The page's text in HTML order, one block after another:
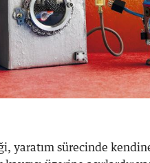
yaratım sürecinde